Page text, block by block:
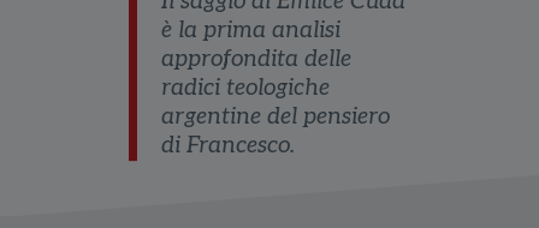
è la prima analisi
approfondita delle
radici teologiche
argentine del pensiero
di Francesco.